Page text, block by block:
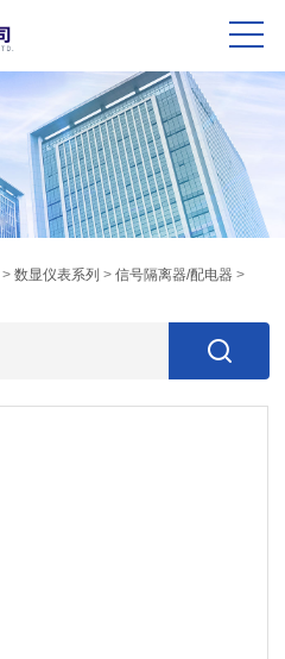
>数显仪表系列 >信号隔离器/配电器 >